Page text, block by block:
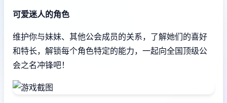
可爱迷人的角色
维护你与妹妹、其他公会成员的关系，了解她们的喜好
和特长，解锁每个角色特定的能力，一起向全国顶级公
会之名冲锋吧！